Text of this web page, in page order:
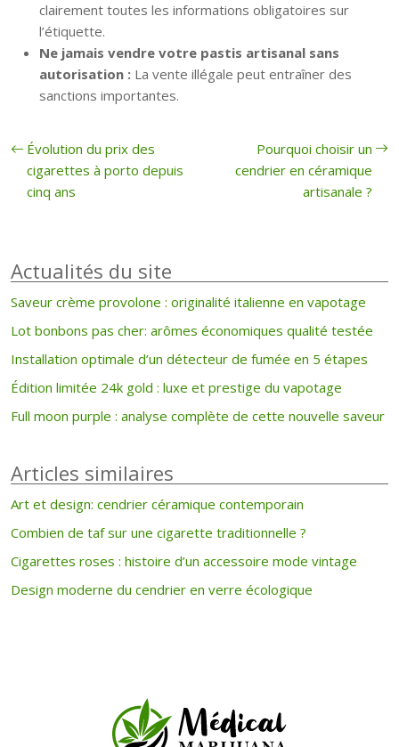
clairement toutes les informations obligatoires sur
l’étiquette.
Ne jamais vendre votre pastis artisanal sans
autorisation : La vente illégale peut entraîner des
sanctions importantes.
Évolution du prix des
cigarettes à porto depuis
cinq ans
Pourquoi choisir un
cendrier en céramique
artisanale ?
Actualités du site
Saveur crème provolone : originalité italienne en vapotage
Lot bonbons pas cher: arômes économiques qualité testée
Installation optimale d’un détecteur de fumée en 5 étapes
Édition limitée 24k gold : luxe et prestige du vapotage
Full moon purple : analyse complète de cette nouvelle saveur
Articles similaires
Art et design: cendrier céramique contemporain
Combien de taf sur une cigarette traditionnelle ?
Cigarettes roses : histoire d’un accessoire mode vintage
Design moderne du cendrier en verre écologique